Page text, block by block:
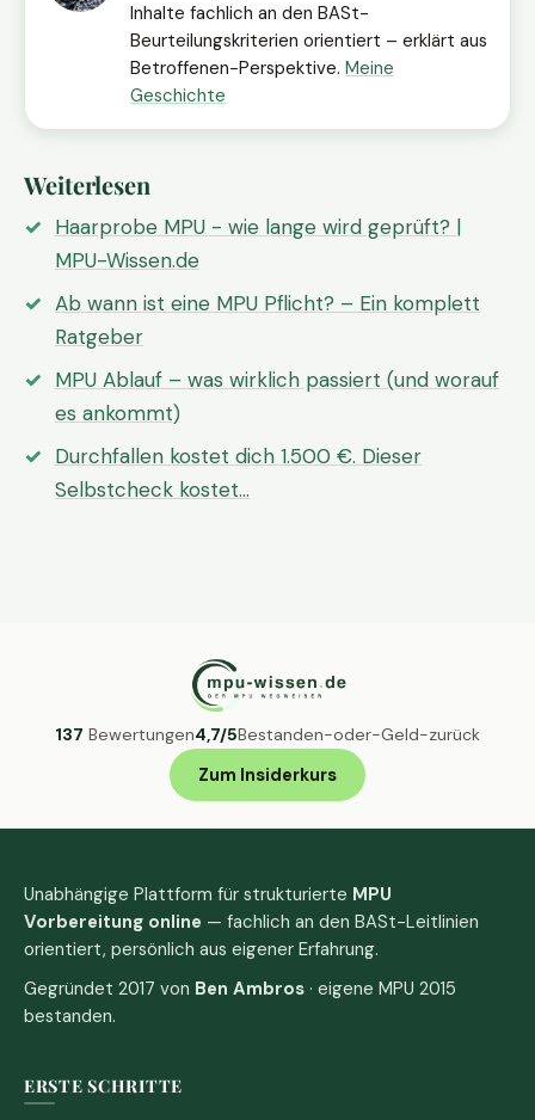
Inhalte fachlich an den BASt-
Beurteilungskriterien orientiert – erklärt aus
Betroffenen-Perspektive. Meine
Geschichte
Weiterlesen
Haarprobe MPU - wie lange wird geprüft? |
MPU-Wissen.de
Ab wann ist eine MPU Pflicht? – Ein komplett
Ratgeber
MPU Ablauf – was wirklich passiert (und worauf
es ankommt)
Durchfallen kostet dich 1.500 €. Dieser
Selbstcheck kostet…
137 Bewertungen4,7/5Bestanden-oder-Geld-zurück
Zum Insiderkurs
Unabhängige Plattform für strukturierte MPU
Vorbereitung online — fachlich an den BASt-Leitlinien
orientiert, persönlich aus eigener Erfahrung.
Gegründet 2017 von Ben Ambros · eigene MPU 2015
bestanden.
ERSTE SCHRITTE